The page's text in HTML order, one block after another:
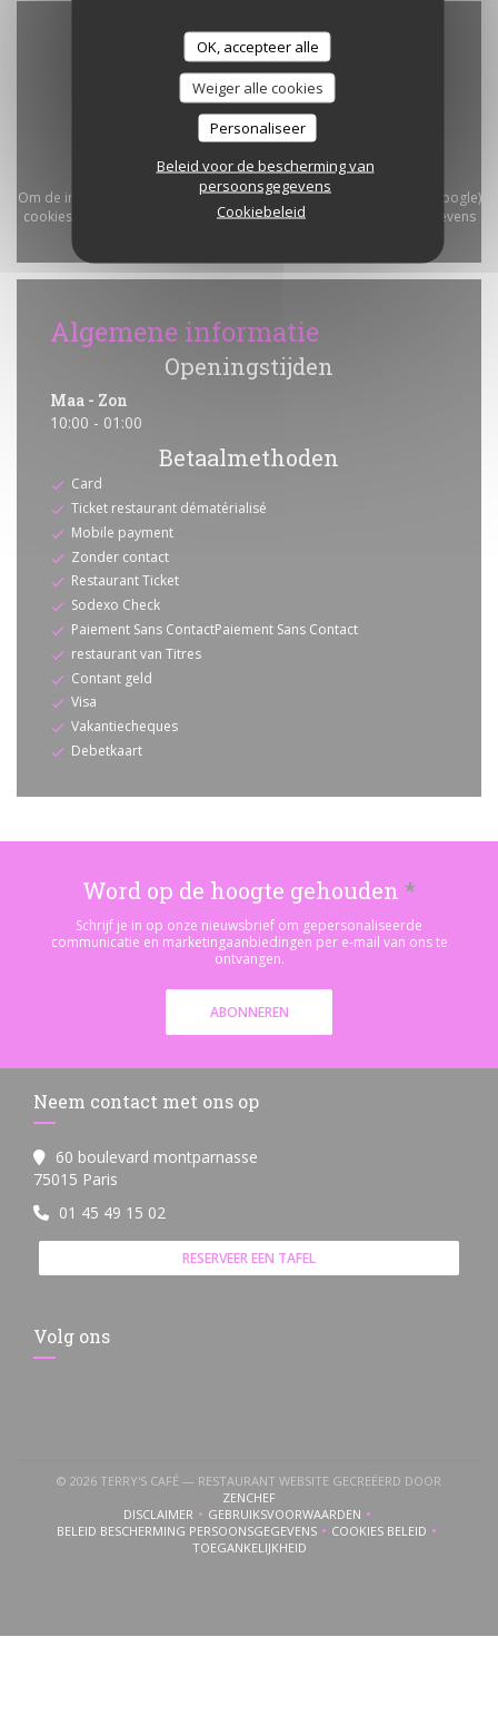
OK, accepteer alle
Weiger alle cookies
Personaliseer
Beleid voor de bescherming van
persoonsgegevens
Cookiebeleid
Om de interactieve Waze-kaart weer te geven, moet u Waze Map (Google)
cookies accepteren. Deze cookies kunnen navigatie- en locatiegegevens
Algemene informatie
Openingstijden
Maa - Zon
10:00 - 01:00
Betaalmethoden
Card
Ticket restaurant dématérialisé
Mobile payment
Zonder contact
Restaurant Ticket
Sodexo Check
Paiement Sans ContactPaiement Sans Contact
restaurant van Titres
Contant geld
Visa
Vakantiecheques
Debetkaart
Word op de hoogte gehouden *
Schrijf je in op onze nieuwsbrief om gepersonaliseerde
communicatie en marketingaanbiedingen per e-mail van ons te
ontvangen.
ABONNEREN
Neem contact met ons op
60 boulevard montparnasse
75015 Paris
01 45 49 15 02
RESERVEER EEN TAFEL
Volg ons
© 2026 TERRY'S CAFÉ — RESTAURANT WEBSITE GECREËERD DOOR
ZENCHEF((OPENT IN EEN NIEUW VENSTER))
DISCLAIMER((OPENT IN EEN NIEUW VENSTER))
GEBRUIKSVOORWAARDEN((OPENT IN EEN NIEUW VENSTER))
BELEID BESCHERMING PERSOONSGEGEVENS
((OPENT IN EEN NIEUW VENSTER))
COOKIES BELEID((OPENT IN EEN
TOEGANKELIJKHEID((OPENT IN EEN NIEUW VENSTER))